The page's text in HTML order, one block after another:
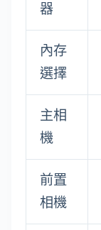
器
內存
選擇
主相
機
前置
相機